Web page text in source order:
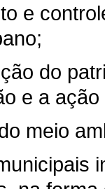
e
do
e a
meio